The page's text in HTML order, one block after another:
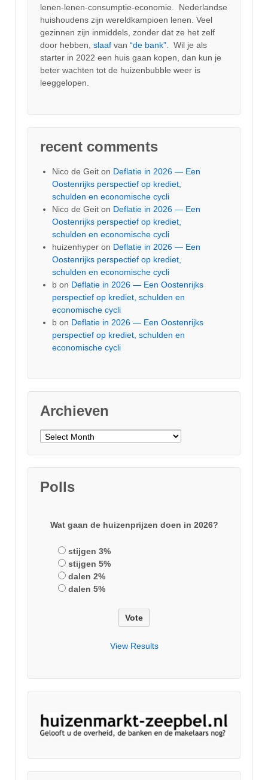
lenen-lenen-consumptie-economie. Nederlandse
huishoudens zijn wereldkampioen lenen. Veel
gezinnen zijn inmiddels, zonder dat ze het zelf
door hebben, slaaf van “de bank”.
Wil je als
starter in 2022 een huis gaan kopen, dan kun je
beter wachten tot de huizenbubble weer is
leeggelopen.
recent comments
Nico de Geit on Deflatie in 2026 — Een
Oostenrijks perspectief op krediet,
schulden en economische cycli
Nico de Geit on Deflatie in 2026 — Een
Oostenrijks perspectief op krediet,
schulden en economische cycli
huizenhyper on Deflatie in 2026 — Een
Oostenrijks perspectief op krediet,
schulden en economische cycli
b on Deflatie in 2026 — Een Oostenrijks
perspectief op krediet, schulden en
economische cycli
b on Deflatie in 2026 — Een Oostenrijks
perspectief op krediet, schulden en
economische cycli
Archieven
Archieven
Polls
Wat gaan de huizenprijzen doen in 2026?
stijgen 3%
stijgen 5%
dalen 2%
dalen 5%
View Results